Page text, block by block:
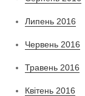
Липень 2016
Червень 2016
Травень 2016
Квітень 2016